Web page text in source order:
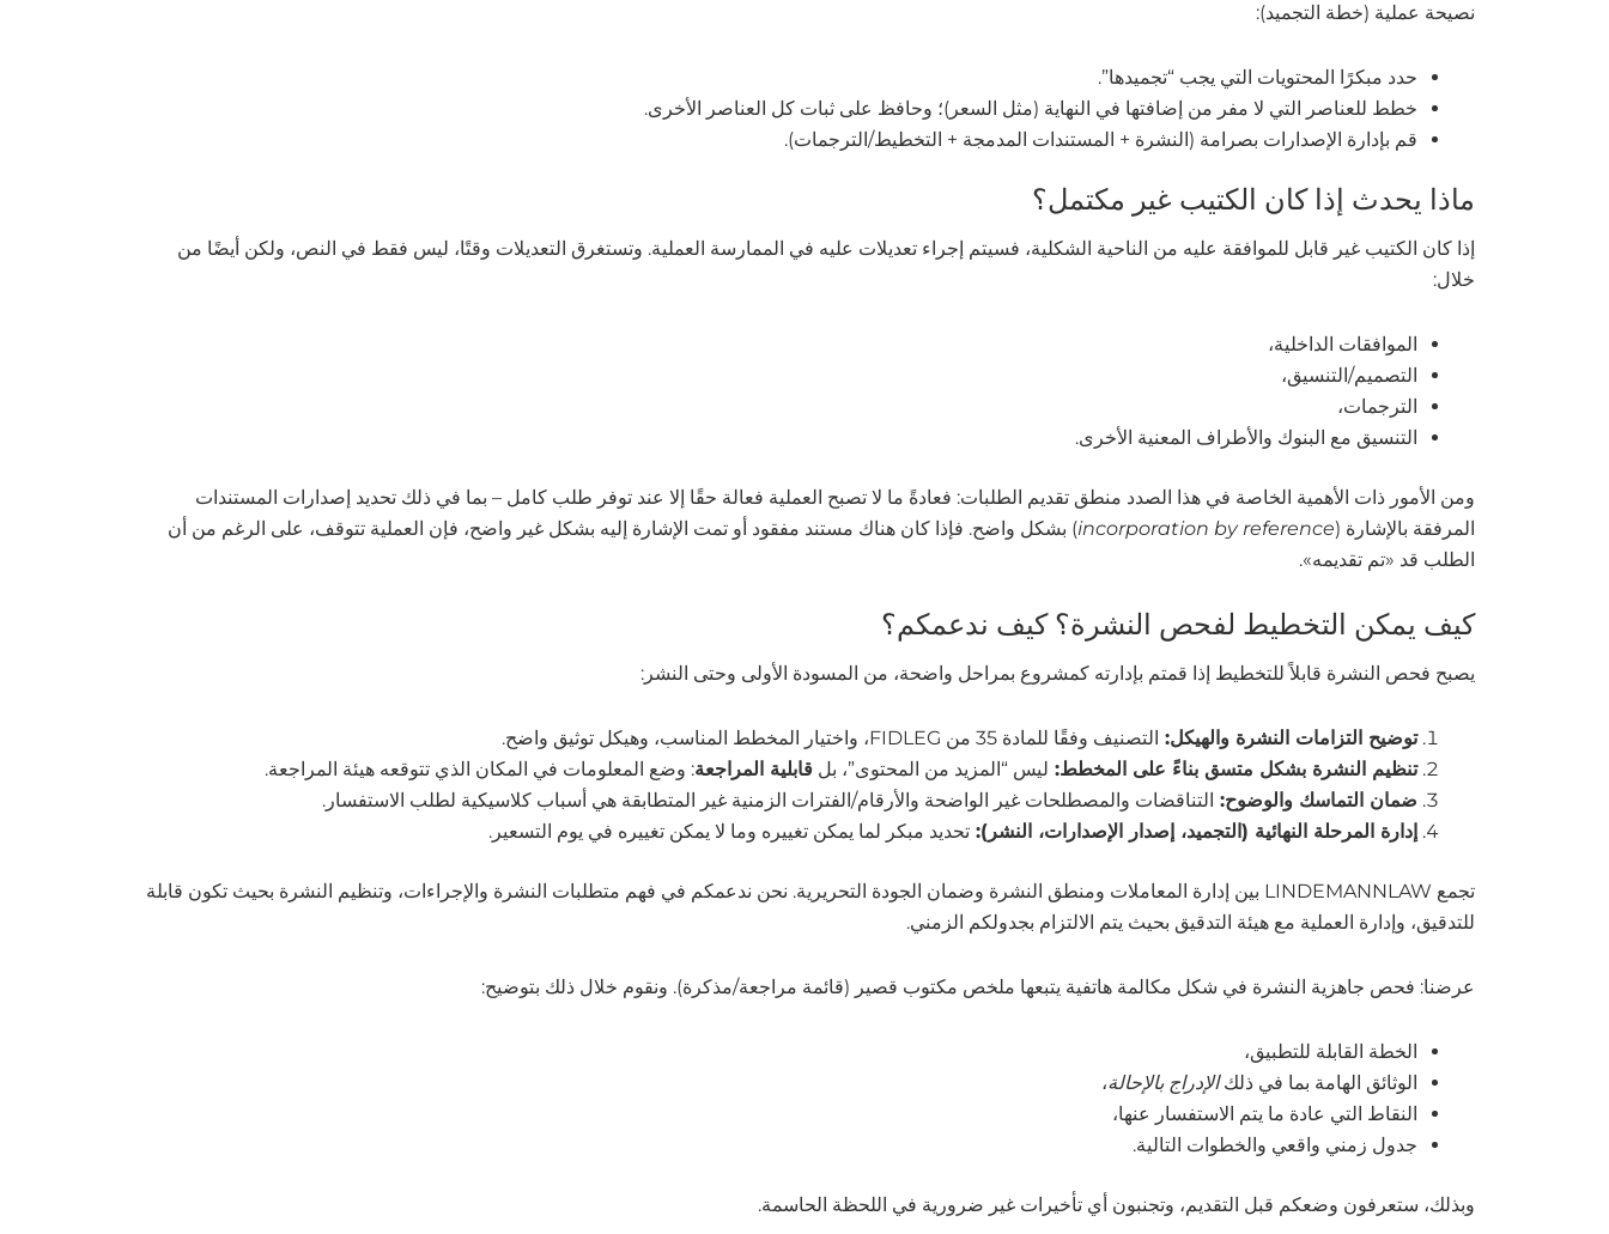
نصيحة عملية (خطة التجميد):
حدد مبكرًا المحتويات التي يجب “تجميدها”.
خطط للعناصر التي لا مفر من إضافتها في النهاية (مثل السعر)؛ وحافظ على ثبات كل العناصر الأخرى.
قم بإدارة الإصدارات بصرامة (النشرة + المستندات المدمجة + التخطيط/الترجمات).
ماذا يحدث إذا كان الكتيب غير مكتمل؟
إذا كان الكتيب غير قابل للموافقة عليه من الناحية الشكلية، فسيتم إجراء تعديلات عليه في الممارسة العملية. وتستغرق التعديلات وقتًا، ليس فقط في النص، ولكن أيضًا من
خلال:
الموافقات الداخلية،
التصميم/التنسيق،
الترجمات،
التنسيق مع البنوك والأطراف المعنية الأخرى.
ومن الأمور ذات الأهمية الخاصة في هذا الصدد منطق تقديم الطلبات: فعادةً ما لا تصبح العملية فعالة حقًا إلا عند توفر طلب كامل – بما في ذلك تحديد إصدارات المستندات
المرفقة بالإشارة (incorporation by reference) بشكل واضح. فإذا كان هناك مستند مفقود أو تمت الإشارة إليه بشكل غير واضح، فإن العملية تتوقف، على الرغم من أن
الطلب قد «تم تقديمه».
كيف يمكن التخطيط لفحص النشرة؟ كيف ندعمكم؟
يصبح فحص النشرة قابلاً للتخطيط إذا قمتم بإدارته كمشروع بمراحل واضحة، من المسودة الأولى وحتى النشر:
توضيح التزامات النشرة والهيكل: التصنيف وفقًا للمادة 35 من FIDLEG، واختيار المخطط المناسب، وهيكل توثيق واضح.
تنظيم النشرة بشكل متسق بناءً على المخطط: ليس “المزيد من المحتوى”، بل قابلية المراجعة: وضع المعلومات في المكان الذي تتوقعه هيئة المراجعة.
ضمان التماسك والوضوح: التناقضات والمصطلحات غير الواضحة والأرقام/الفترات الزمنية غير المتطابقة هي أسباب كلاسيكية لطلب الاستفسار.
إدارة المرحلة النهائية (التجميد، إصدار الإصدارات، النشر): تحديد مبكر لما يمكن تغييره وما لا يمكن تغييره في يوم التسعير.
تجمع LINDEMANNLAW بين إدارة المعاملات ومنطق النشرة وضمان الجودة التحريرية. نحن ندعمكم في فهم متطلبات النشرة والإجراءات، وتنظيم النشرة بحيث تكون قابلة
للتدقيق، وإدارة العملية مع هيئة التدقيق بحيث يتم الالتزام بجدولكم الزمني.
عرضنا: فحص جاهزية النشرة في شكل مكالمة هاتفية يتبعها ملخص مكتوب قصير (قائمة مراجعة/مذكرة). ونقوم خلال ذلك بتوضيح:
الخطة القابلة للتطبيق،
الوثائق الهامة بما في ذلكالإدراج بالإحالة،
النقاط التي عادة ما يتم الاستفسار عنها،
جدول زمني واقعي والخطوات التالية.
وبذلك، ستعرفون وضعكم قبل التقديم، وتجنبون أي تأخيرات غير ضرورية في اللحظة الحاسمة.